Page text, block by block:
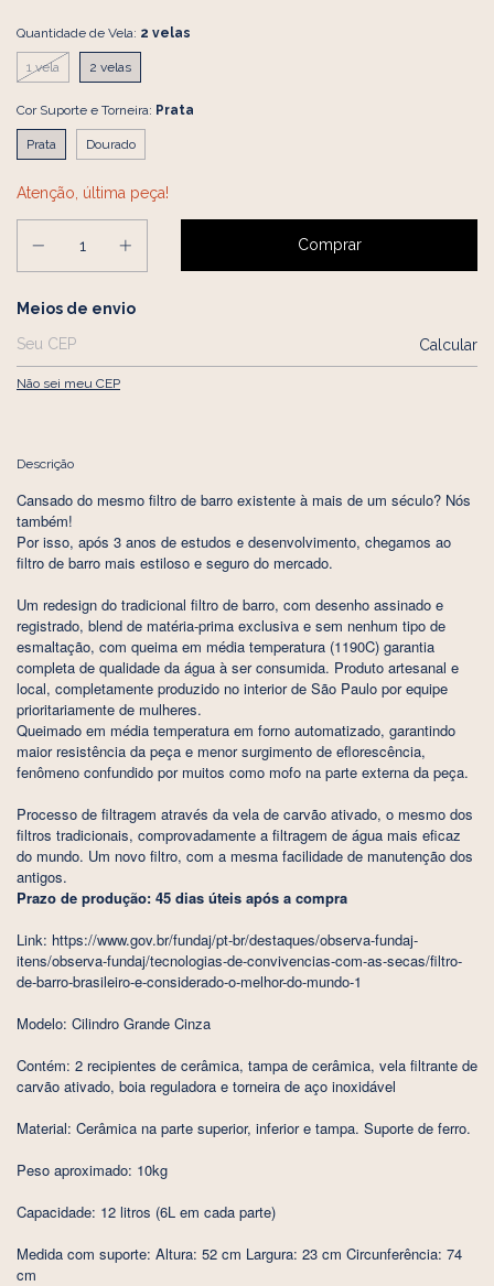
Quantidade de Vela: 2 velas
1 vela 2 velas
Cor Suporte e Torneira: Prata
Prata Dourado
Atenção, última peça!
Entregas para o CEP:
Meios de envio
Calcular
Não sei meu CEP
Descrição
Cansado do mesmo filtro de barro existente à mais de um século? Nós
também!
Por isso, após 3 anos de estudos e desenvolvimento, chegamos ao
filtro de barro mais estiloso e seguro do mercado.
Um redesign do tradicional filtro de barro, com desenho assinado e
registrado, blend de matéria-prima exclusiva e sem nenhum tipo de
esmaltação, com queima em média temperatura (1190C) garantia
completa de qualidade da água à ser consumida. Produto artesanal e
local, completamente produzido no interior de São Paulo por equipe
prioritariamente de mulheres.
Queimado em média temperatura em forno automatizado, garantindo
maior resistência da peça e menor surgimento de eflorescência,
fenômeno confundido por muitos como mofo na parte externa da peça.
Processo de filtragem através da vela de carvão ativado, o mesmo dos
filtros tradicionais, comprovadamente a filtragem de água mais eficaz
do mundo. Um novo filtro, com a mesma facilidade de manutenção dos
antigos.
Prazo de produção: 45 dias úteis após a compra
Link: https://www.gov.br/fundaj/pt-br/destaques/observa-fundaj-
itens/observa-fundaj/tecnologias-de-convivencias-com-as-secas/filtro-
de-barro-brasileiro-e-considerado-o-melhor-do-mundo-1
Modelo: Cilindro Grande Cinza
Contém: 2 recipientes de cerâmica, tampa de cerâmica, vela filtrante de
carvão ativado, boia reguladora e torneira de aço inoxidável
Material: Cerâmica na parte superior, inferior e tampa. Suporte de ferro.
Peso aproximado: 10kg
Capacidade: 12 litros (6L em cada parte)
Medida com suporte: Altura: 52 cm Largura: 23 cm Circunferência: 74
cm